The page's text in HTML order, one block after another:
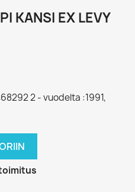
KANSI EX LEVY
2 - vuodelta :1991,